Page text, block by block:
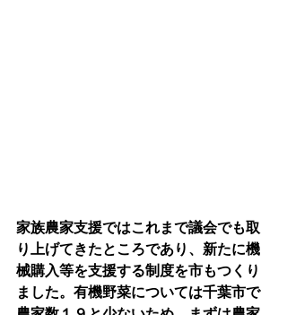
家族農家支援ではこれまで議会でも取
り上げてきたところであり、新たに機
械購入等を支援する制度を市もつくり
ました。有機野菜については千葉市で